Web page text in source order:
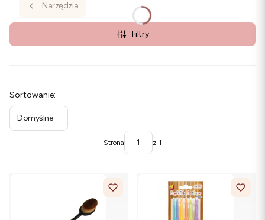
Narzędzia
Filtry
Lista produktów
Sortowanie:
Domyślne
Strona z 1